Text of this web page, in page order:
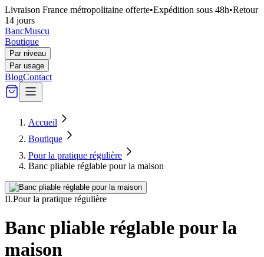
Livraison France métropolitaine offerte•Expédition sous 48h•Retour
14 jours
BancMuscu
Boutique
Par niveau
Par usage
BlogContact
Accueil
Boutique
Pour la pratique régulière
Banc pliable réglable pour la maison
II.Pour la pratique régulière
Banc pliable réglable pour la
maison